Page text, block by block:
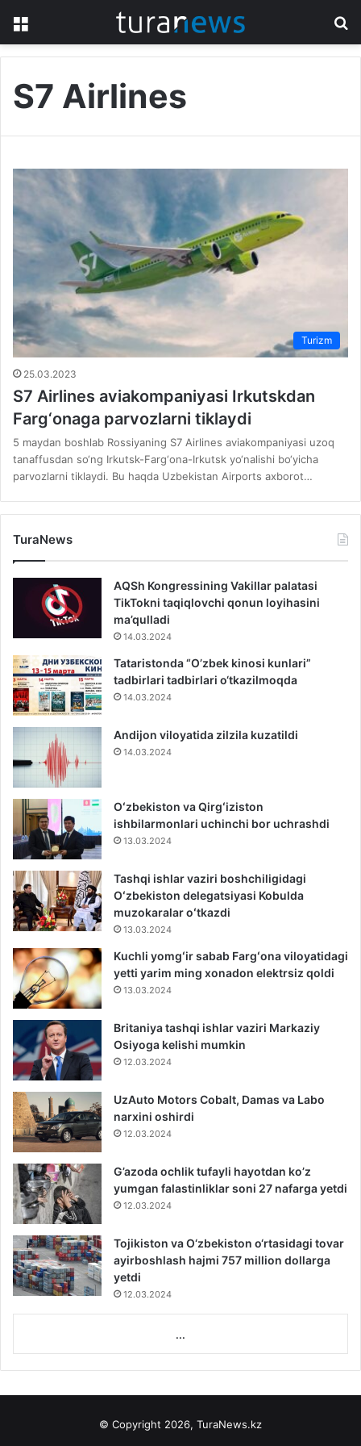
S7 Airlines
Turizm
25.03.2023
S7 Airlines aviakompaniyasi Irkutskdan
Farg‘onaga parvozlarni tiklaydi
5 maydan boshlab Rossiyaning S7 Airlines aviakompaniyasi uzoq
tanaffusdan so‘ng Irkutsk-Farg‘ona-Irkutsk yo‘nalishi bo‘yicha
parvozlarni tiklaydi. Bu haqda Uzbekistan Airports axborot…
TuraNews
AQSh Kongressining Vakillar palatasi
TikTokni taqiqlovchi qonun loyihasini
ma’qulladi
14.03.2024
Tataristonda “O’zbek kinosi kunlari”
tadbirlari tadbirlari o‘tkazilmoqda
14.03.2024
Andijon viloyatida zilzila kuzatildi
14.03.2024
Oʻzbekiston va Qirgʻiziston
ishbilarmonlari uchinchi bor uchrashdi
13.03.2024
Tashqi ishlar vaziri boshchiligidagi
Oʻzbekiston delegatsiyasi Kobulda
muzokaralar oʻtkazdi
13.03.2024
Kuchli yomgʻir sabab Fargʻona viloyatidagi
yetti yarim ming xonadon elektrsiz qoldi
13.03.2024
Britaniya tashqi ishlar vaziri Markaziy
Osiyoga kelishi mumkin
12.03.2024
UzAuto Motors Cobalt, Damas va Labo
narxini oshirdi
12.03.2024
G’azoda ochlik tufayli hayotdan ko’z
yumgan falastinliklar soni 27 nafarga yetdi
12.03.2024
Tojikiston va O‘zbekiston o‘rtasidagi tovar
ayirboshlash hajmi 757 million dollarga
yetdi
12.03.2024
...
© Copyright 2026, TuraNews.kz